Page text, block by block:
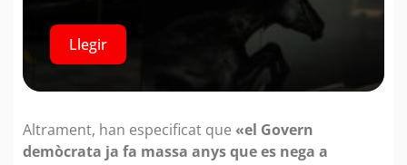
Llegir
Altrament, han especificat que «el Govern
demòcrata ja fa massa anys que es nega a